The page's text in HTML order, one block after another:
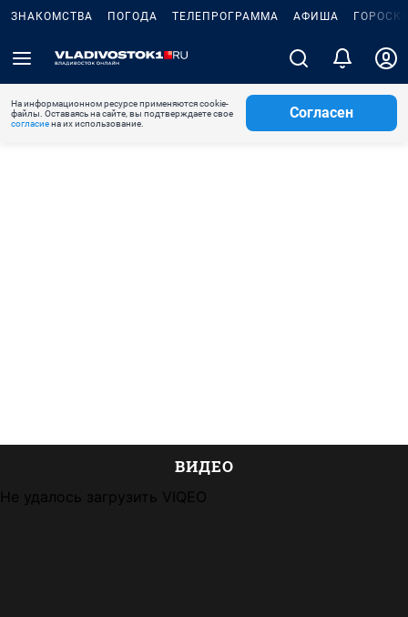
ЗНАКОМСТВА ПОГОДА ТЕЛЕПРОГРАММА АФИША
На информационном ресурсе применяются cookie-
файлы. Оставаясь на сайте, вы подтверждаете свое
согласиена их использование.
Согласен
ВИДЕО
Не удалось загрузить VIQEO